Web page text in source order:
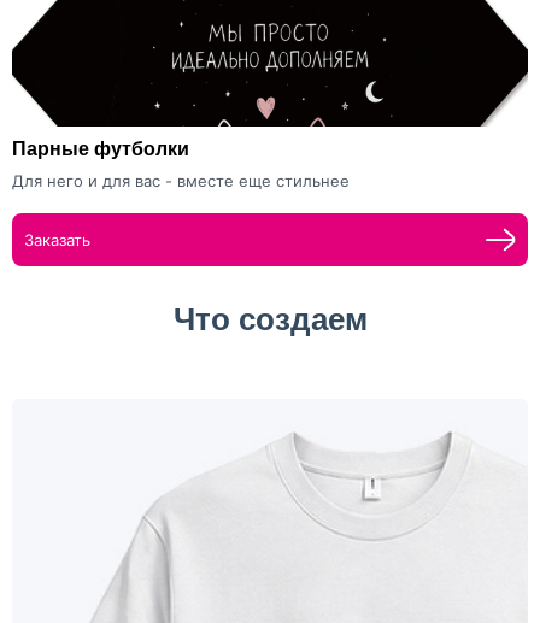
Парные футболки
Для него и для вас - вместе еще стильнее
Заказать
Что создаем